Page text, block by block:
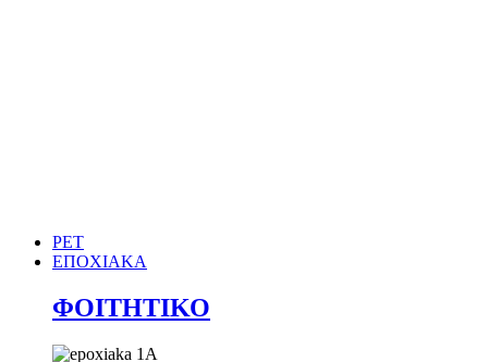
PET
ΕΠΟΧΙΑΚΑ
ΦΟΙΤΗΤΙΚΟ